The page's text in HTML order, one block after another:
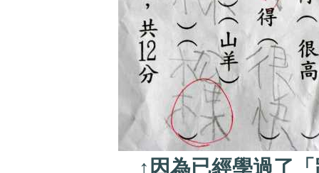
↑因為已經學過了「